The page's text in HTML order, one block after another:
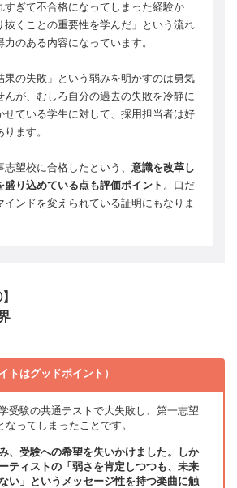
すぎて不合格になってしまった経験か
抜くことの重要性を学んだ」という流れ
のある内容になっています。
果の失敗」という弱みを明かすのは勇気
んが、むしろ自分の過去の失敗を冷静に
せている学生に対して、採用担当者は好
ます。
望校に合格したという、 意識を改革し
盛り込めている点も評価ポイント 。口だ
インドを変えられている証明にもなりま
トはグッドポイント）
受験の共通テストで大失敗し、第一志望
ってしまったことです。
、受験への希望を失いかけました。しか
ティストの「弱さを肯定しつつも、未来
い」というメッセージ性を持つ楽曲に触